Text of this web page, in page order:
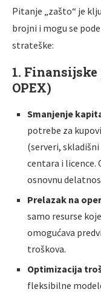
Pitanje „zašto“ je
brojni i mogu se
strateške:
1. Finansijske
OPEX)
Smanjenje
potrebe za
(serveri,
centara i licence.
osnovnu
Prelazak na
samo resurse
omogućava
troškova.
Optimizacija
fleksibilne